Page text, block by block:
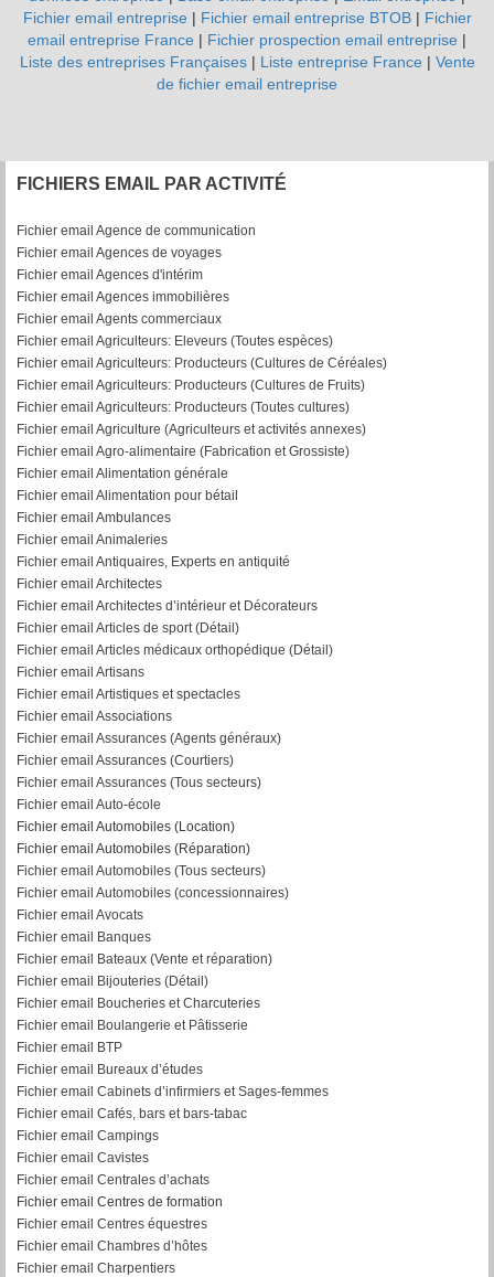
Fichier email entreprise | Fichier email entreprise BTOB| Fichier
email entreprise France | Fichier prospection email entreprise |
Liste des entreprises Françaises| Liste entreprise France | Vente
de fichier email entreprise
FICHIERS EMAIL PAR ACTIVITÉ
Fichier email Agence de communication
Fichier email Agences de voyages
Fichier email Agences d'intérim
Fichier email Agences immobilières
Fichier email Agents commerciaux
Fichier email Agriculteurs: Eleveurs (Toutes espèces)
Fichier email Agriculteurs: Producteurs (Cultures de Céréales)
Fichier email Agriculteurs: Producteurs (Cultures de Fruits)
Fichier email Agriculteurs: Producteurs (Toutes cultures)
Fichier email Agriculture (Agriculteurs et activités annexes)
Fichier email Agro-alimentaire (Fabrication et Grossiste)
Fichier email Alimentation générale
Fichier email Alimentation pour bétail
Fichier email Ambulances
Fichier email Animaleries
Fichier email Antiquaires, Experts en antiquité
Fichier email Architectes
Fichier email Architectes d’intérieur et Décorateurs
Fichier email Articles de sport (Détail)
Fichier email Articles médicaux orthopédique (Détail)
Fichier email Artisans
Fichier email Artistiques et spectacles
Fichier email Associations
Fichier email Assurances (Agents généraux)
Fichier email Assurances (Courtiers)
Fichier email Assurances (Tous secteurs)
Fichier email Auto-école
Fichier email Automobiles (Location)
Fichier email Automobiles (Réparation)
Fichier email Automobiles (Tous secteurs)
Fichier email Automobiles (concessionnaires)
Fichier email Avocats
Fichier email Banques
Fichier email Bateaux (Vente et réparation)
Fichier email Bijouteries (Détail)
Fichier email Boucheries et Charcuteries
Fichier email Boulangerie et Pâtisserie
Fichier email BTP
Fichier email Bureaux d’études
Fichier email Cabinets d’infirmiers et Sages-femmes
Fichier email Cafés, bars et bars-tabac
Fichier email Campings
Fichier email Cavistes
Fichier email Centrales d’achats
Fichier email Centres de formation
Fichier email Centres équestres
Fichier email Chambres d’hôtes
Fichier email Charpentiers